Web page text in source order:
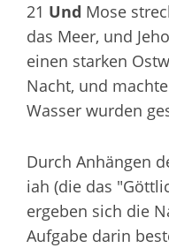
21 Und Mose
das Meer, und
einen starken
Nacht, und
Wasser wurden
Durch Anhängen
iah (die das
ergeben sich die
Aufgabe darin